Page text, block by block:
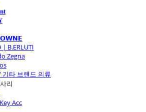
| B.ERLUTI
Zegna
기타 브랜드 의류
리
Acc